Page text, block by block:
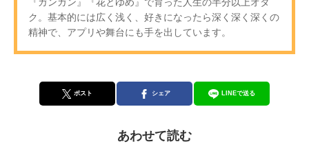
『ガンガン』『花とゆめ』で育った人生の半分以上オタ
ク。基本的には広く浅く、好きになったら深く深く深くの
精神で、アプリや舞台にも手を出しています。
ポスト シェア LINEで送る
あわせて読む